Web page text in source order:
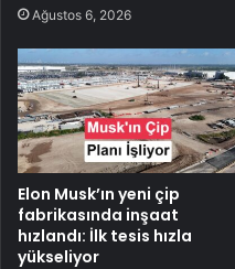
Ağustos 6, 2026
Elon Musk’ın yeni çip
fabrikasında inşaat
hızlandı: İlk tesis hızla
yükseliyor